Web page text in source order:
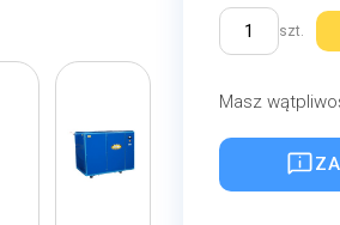
szt.
Masz